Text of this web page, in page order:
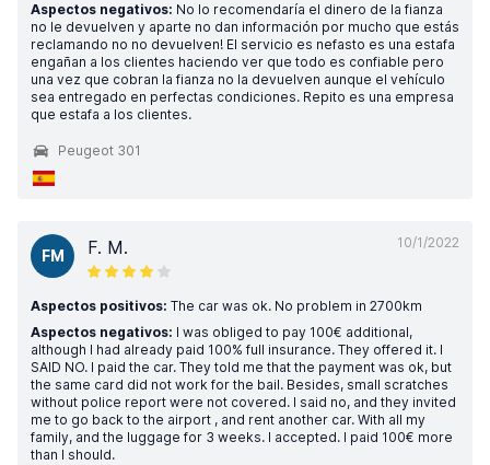
Aspectos negativos: No lo recomendaría el dinero de la fianza
no le devuelven y aparte no dan información por mucho que estás
reclamando no no devuelven! El servicio es nefasto es una estafa
engañan a los clientes haciendo ver que todo es confiable pero
una vez que cobran la fianza no la devuelven aunque el vehículo
sea entregado en perfectas condiciones. Repito es una empresa
que estafa a los clientes.
Peugeot 301
10/1/2022
FM F. M.
Aspectos positivos: The car was ok. No problem in 2700km
Aspectos negativos: I was obliged to pay 100€ additional,
although I had already paid 100% full insurance. They offered it. I
SAID NO. I paid the car. They told me that the payment was ok, but
the same card did not work for the bail. Besides, small scratches
without police report were not covered. I said no, and they invited
me to go back to the airport , and rent another car. With all my
family, and the luggage for 3 weeks. I accepted. I paid 100€ more
than I should.